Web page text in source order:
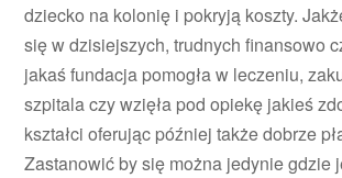
dziecko na kolonię i pokryją koszty.
się w dzisiejszych, trudnych finansowo
jakaś fundacja pomogła w leczeniu,
szpitala czy wzięła pod opiekę jakieś
kształci oferując później także dobrze
Zastanowić by się można jedynie gdzie